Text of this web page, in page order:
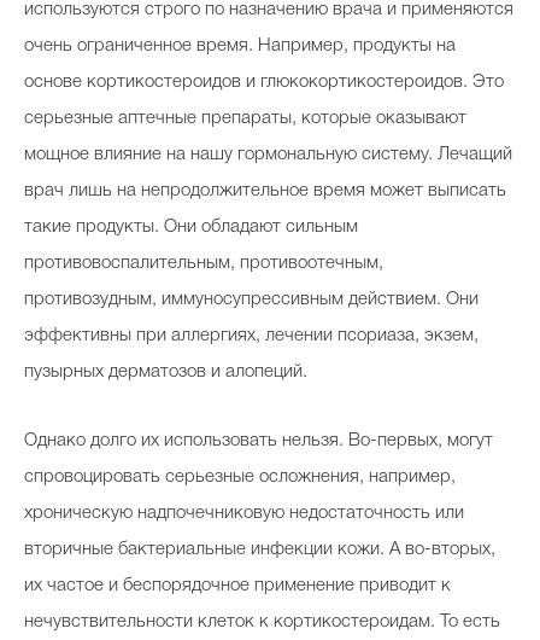
используются строго по назначению врача и применяются
очень ограниченное время. Например, продукты на
основе кортикостероидов и глюкокортикостероидов. Это
серьезные аптечные препараты, которые оказывают
мощное влияние на нашу гормональную систему. Лечащий
врач лишь на непродолжительное время может выписать
такие продукты. Они обладают сильным
противовоспалительным, противоотечным,
противозудным, иммуносупрессивным действием. Они
эффективны при аллергиях, лечении псориаза, экзем,
пузырных дерматозов и алопеций.
Однако долго их использовать нельзя. Во-первых, могут
спровоцировать серьезные осложнения, например,
хроническую надпочечниковую недостаточность или
вторичные бактериальные инфекции кожи. А во-вторых,
их частое и беспорядочное применение приводит к
нечувствительности клеток к кортикостероидам. То есть